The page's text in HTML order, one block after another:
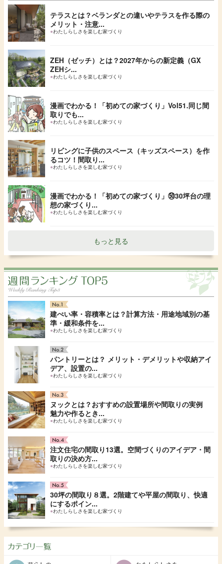
テラスとは？ベランダとの違いやテラスを作る際の
メリット・注意...
●わたしらしさを楽しむ家づくり
ZEH（ゼッチ）とは？2027年からの新定義（GX
ZEHシ...
●わたしらしさを楽しむ家づくり
漫画でわかる！「初めての家づくり」Vol51.同じ間
取りでも...
●わたしらしさを楽しむ家づくり
リビングに子供のスペース（キッズスペース）を作
るコツ！間取り...
●わたしらしさを楽しむ家づくり
漫画でわかる！「初めての家づくり」㊿30坪台の理
想の家づくり...
●わたしらしさを楽しむ家づくり
もっと見る
建ぺい率・容積率とは？計算方法・用途地域別の基
準・緩和条件を...
●わたしらしさを楽しむ家づくり
パントリーとは？ メリット・デメリットや収納アイ
デア、設置の...
●わたしらしさを楽しむ家づくり
ヌックとは？おすすめの設置場所や間取りの実例
魅力や作るとき...
●わたしらしさを楽しむ家づくり
注文住宅の間取り13選。空間づくりのアイデア・間
取りの決め方...
●わたしらしさを楽しむ家づくり
30坪の間取り８選。2階建てや平屋の間取り、快適
にするポイン...
●わたしらしさを楽しむ家づくり